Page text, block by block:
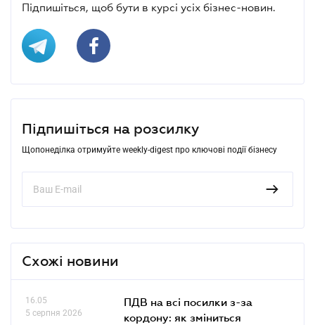
Підпишіться, щоб бути в курсі усіх бізнес-новин.
Підпишіться на розсилку
Щопонеділка отримуйте weekly-digest про ключові події бізнесу
Схожі новини
16.05
5 серпня 2026
ПДВ на всі посилки з-за
кордону: як зміниться